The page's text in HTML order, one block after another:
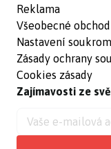
Reklama
Všeobecné
Nastavení
Zásady ochrany
Cookies zásady
Zajímavosti ze